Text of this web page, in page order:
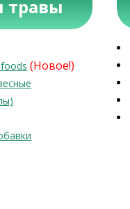
травы
(Новое!)